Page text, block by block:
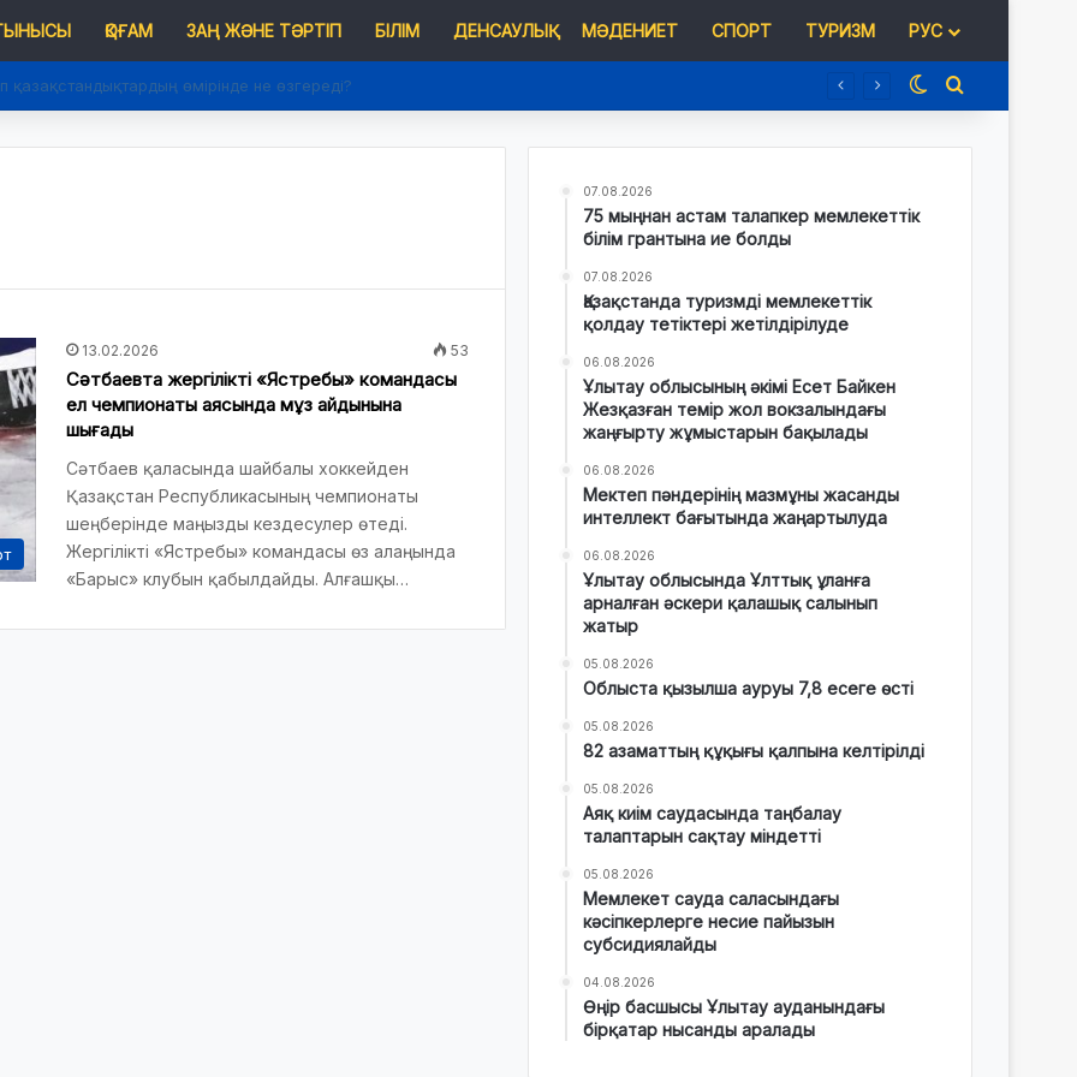
ҚОҒАМ ЗАҢ ЖӘНЕ ТӘРТІП БІЛІМ ДЕНСАУЛЫҚ МӘДЕНИЕТ СПОРТ ТУРИЗМ РУС
өмірінде не өзгереді? Switch skin
Іздеу
13.02.2026 53
Сәтбаевта жергілікті «Ястребы» командасы
ел чемпионаты аясында мұз айдынына
шығады
Сәтбаев қаласында шайбалы хоккейден
Қазақстан Республикасының чемпионаты
шеңберінде маңызды кездесулер өтеді.
Жергілікті «Ястребы» командасы өз алаңында
«Барыс» клубын қабылдайды. Алғашқы…
07.08.2026
75 мыңнан астам талапкер мемлекеттік
білім грантына ие болды
07.08.2026
Қазақстанда туризмді мемлекеттік
қолдау тетіктері жетілдірілуде
06.08.2026
Ұлытау облысының әкімі Есет Байкен
Жезқазған темір жол вокзалындағы
жаңғырту жұмыстарын бақылады
06.08.2026
Мектеп пәндерінің мазмұны жасанды
интеллект бағытында жаңартылуда
06.08.2026
Ұлытау облысында Ұлттық ұланға
арналған әскери қалашық салынып
жатыр
05.08.2026
Облыста қызылша ауруы 7,8 есеге өсті
05.08.2026
82 азаматтың құқығы қалпына келтірілді
05.08.2026
Аяқ киім саудасында таңбалау
талаптарын сақтау міндетті
05.08.2026
Мемлекет сауда саласындағы
кәсіпкерлерге несие пайызын
субсидиялайды
04.08.2026
Өңір басшысы Ұлытау ауданындағы
бірқатар нысанды аралады